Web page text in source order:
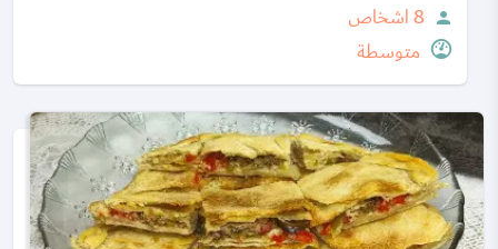
person
8 اشخاص
متوسطة